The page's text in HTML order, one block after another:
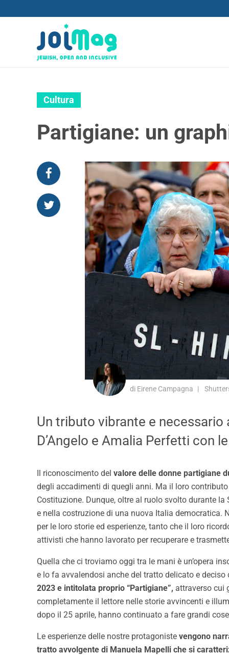
Cultura
Partigiane: un
di Eirene Campagna
Un tributo vibrante e
D’Angelo e Amalia Perfetti con
Il riconoscimento del valore delle donne partigiane
degli accadimenti di quegli anni. Ma il loro
Costituzione. Dunque, oltre al ruolo svolto durante
e nella costruzione di una nuova Italia democratica.
per le loro storie ed esperienze, tanto che il loro
attivisti che hanno lavorato per recuperare e
Quella che ci troviamo oggi tra le mani è un’opera
e lo fa avvalendosi anche del tratto delicato e
2023 e intitolata proprio “Partigiane”, attraverso cui
completamente il lettore nelle storie avvincenti e
dopo il 25 aprile, hanno continuato a fare grandi
Le esperienze delle nostre protagoniste vengono
tratto avvolgente di Manuela Mapelli che si